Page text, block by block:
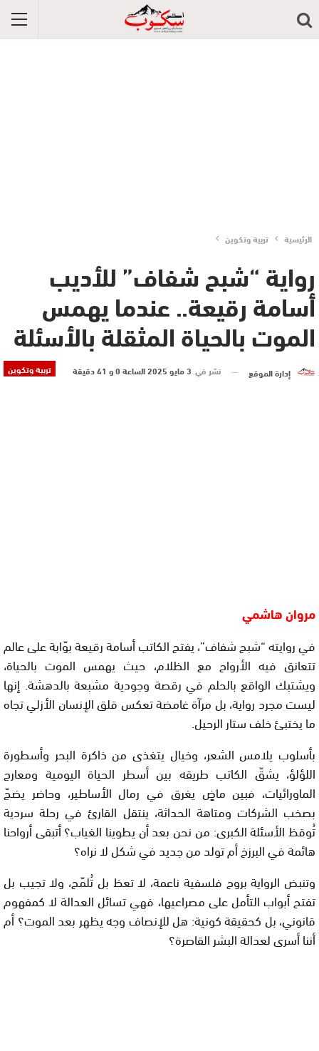
الرئيسية تربية وتكوين
رواية “شبح شفاف” للأديب
أسامة رقيعة.. عندما يهمس
الموت بالحياة المثقلة بالأسئلة
تربية وتكوين إدارة الموقع نشر في 3 مايو 2025 الساعة 0 و 41 دقيقة
مروان هاشمي
في روايته “شبح شفاف”، يفتح الكاتب أسامة رقيعة بوّابة على عالم
تتعانق فيه الأرواح مع الظلام، حيث يهمس الموت بالحياة،
ويشتبك الواقع بالحلم في رقصة وجودية مشبعة بالدهشة. إنها
ليست مجرد رواية، بل مرآة غامضة تعكس قلق الإنسان الأزلي تجاه
ما يختبئ خلف ستار الرحيل.
بأسلوب يلامس الشعر، وخيال يتغذى من ذاكرة البحر وأسطورة
اللؤلؤ، يشقّ الكاتب طريقه بين أسطر الحياة اليومية ومعارج
الماورائيات، فبين ماضٍ يغرق في رمال الأساطير، وحاضر يضجّ
بصخب الشركات ومتاهة الحداثة، ينتقل القارئ في رحلة سردية
تُوقظ الأسئلة الكبرى: من نحن بعد أن يطوينا الغياب؟ أتبقى أرواحنا
هائمة في البرزخ أم تولد من جديد في شكل لا نراه؟
وتنبض الرواية بروح فلسفية ناعمة، لا تعظ بل تُلمّح، ولا تجيب بل
تفتح أبواب التأمل على مصراعيها، فهي تسائل العدالة لا كمفهوم
قانوني، بل كحقيقة كونية: هل للإنصاف وجه يظهر بعد الموت؟ أم
أننا أسرى لعدالة البشر القاصرة؟